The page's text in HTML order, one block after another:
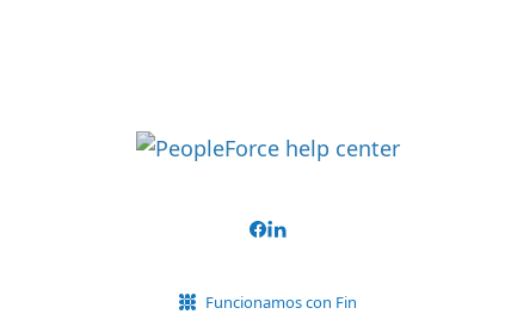
Funcionamos con Fin